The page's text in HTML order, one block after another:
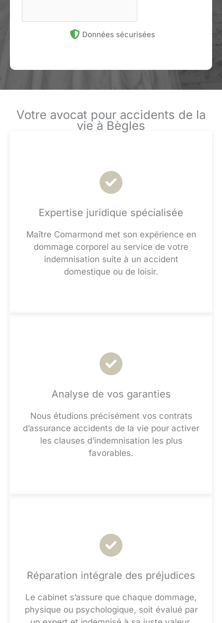
Données sécurisées
Votre avocat pour accidents de la
vie à Bègles
Expertise juridique spécialisée
Maître Comarmond met son expérience en
dommage corporel au service de votre
indemnisation suite à un accident
domestique ou de loisir.
Analyse de vos garanties
Nous étudions précisément vos contrats
d’assurance accidents de la vie pour activer
les clauses d’indemnisation les plus
favorables.
Réparation intégrale des préjudices
Le cabinet s’assure que chaque dommage,
physique ou psychologique, soit évalué par